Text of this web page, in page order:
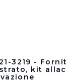
3219 -
kit